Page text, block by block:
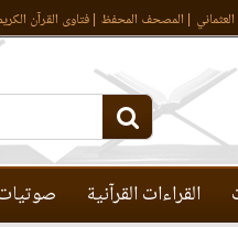
المصحف المحفظ فتاوى القرآن
القراءات القرآنية